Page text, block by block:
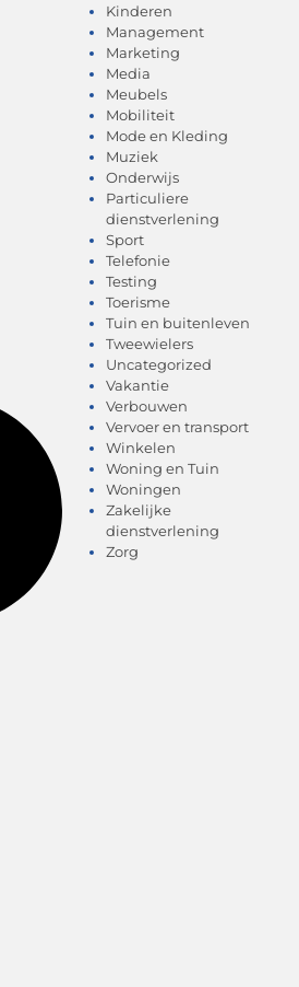
Kinderen
Management
Marketing
Media
Meubels
Mobiliteit
Mode en Kleding
Muziek
Onderwijs
Particuliere
dienstverlening
Sport
Telefonie
Testing
Toerisme
Tuin en buitenleven
Tweewielers
Uncategorized
Vakantie
Verbouwen
Vervoer en transport
Winkelen
Woning en Tuin
Woningen
Zakelijke
dienstverlening
Zorg